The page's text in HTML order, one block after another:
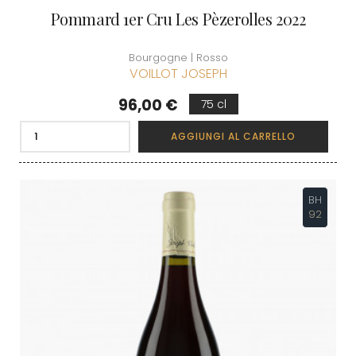
Pommard 1er Cru Les Pèzerolles 2022
Bourgogne | Rosso
VOILLOT JOSEPH
Prezzo
96,00 € 75 cl
AGGIUNGI AL CARRELLO
BH
92